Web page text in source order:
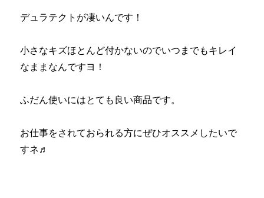
デュラテクトが凄いんです！
小さなキズほとんど付かないのでいつまでもキレイ
なままなんですヨ！
ふだん使いにはとても良い商品です。
お仕事をされておられる方にぜひオススメしたいで
すネ♬